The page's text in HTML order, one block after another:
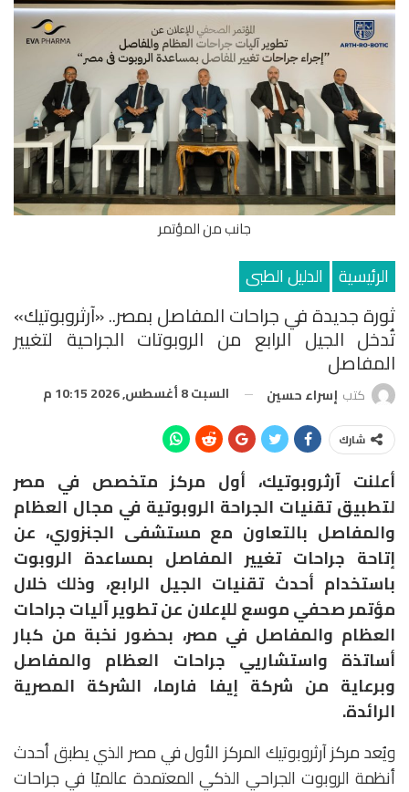
جانب من المؤتمر
الرئيسية الدليل الطبى
ثورة جديدة في جراحات المفاصل بمصر.. «آرثروبوتيك»
تُدخل الجيل الرابع من الروبوتات الجراحية لتغيير
المفاصل
كتب إسراء حسين السبت 8 أغسطس, 2026 10:15 م
شارك
أعلنت آرثروبوتيك، أول مركز متخصص في مصر
لتطبيق تقنيات الجراحة الروبوتية في مجال العظام
والمفاصل بالتعاون مع مستشفى الجنزوري، عن
إتاحة جراحات تغيير المفاصل بمساعدة الروبوت
باستخدام أحدث تقنيات الجيل الرابع، وذلك خلال
مؤتمر صحفي موسع للإعلان عن تطوير آليات جراحات
العظام والمفاصل في مصر، بحضور نخبة من كبار
أساتذة واستشاريي جراحات العظام والمفاصل
وبرعاية من شركة إيفا فارما، الشركة المصرية
الرائدة.
ويُعد مركز آرثروبوتيك المركز الأول في مصر الذي يطبق أحدث
أنظمة الروبوت الجراحي الذكي المعتمدة عالميًا في جراحات